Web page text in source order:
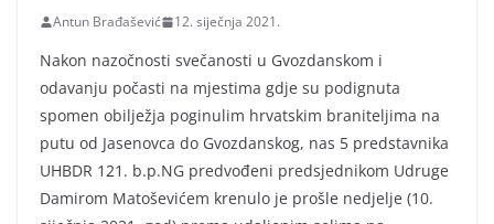
Antun Brađašević 12. siječnja 2021.
Nakon nazočnosti svečanosti u Gvozdanskom i
odavanju počasti na mjestima gdje su podignuta
spomen obilježja poginulim hrvatskim braniteljima na
putu od Jasenovca do Gvozdanskog, nas 5 predstavnika
UHBDR 121. b.p.NG predvođeni predsjednikom Udruge
Damirom Matoševićem krenulo je prošle nedjelje (10.